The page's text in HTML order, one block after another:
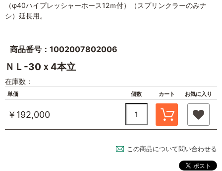
（φ40ハイプレッシャーホース12ｍ付）（スプリンクラーのみナ
シ）延長用。
商品番号：1002007802006
ＮＬ-30ｘ4本立
在庫数：
単価 個数 カート お気に入り
￥192,000
この商品について問い合わせる